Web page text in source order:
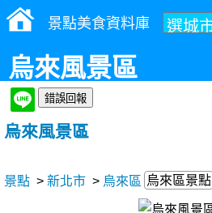
景點美食資料庫
烏來風景區
烏來風景區
景點 > 新北市 > 烏來區 烏來區景點